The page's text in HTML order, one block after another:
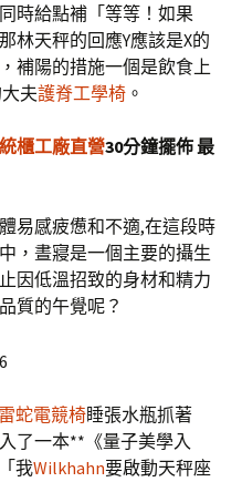
時給點補「等等！如果
林天秤的回應Y應該是X的
補陽的措施一個是飲食上
夫護脊工學椅 。
櫃工廠直營30分鐘擺佈 最
易感疲憊和不適,在這段時
，晝寢是一個主要的攝生
因低溫招致的身材和精力
質的午覺呢？
蛇電競椅睡張水瓶抓著
了一本**《量子美學入
我Wilkhahn要啟動天秤座